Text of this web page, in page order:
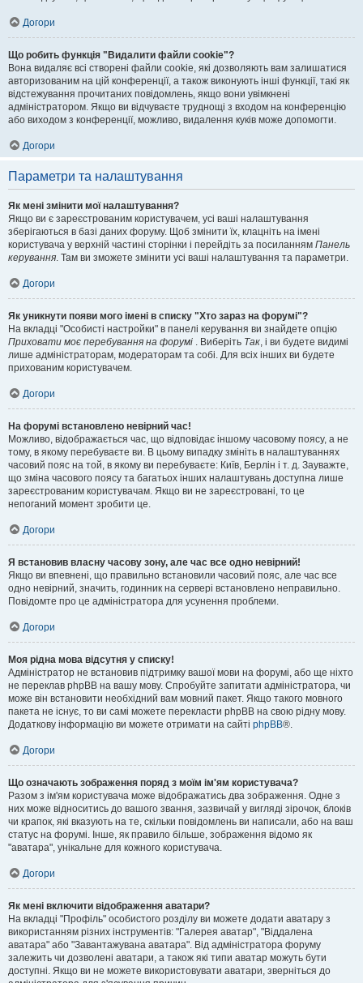
Догори
Що робить функція "Видалити файли cookie"?
Вона видаляє всі створені файли cookie, які дозволяють вам залишатися
авторизованим на цій конференції, а також виконують інші функції, такі як
відстежування прочитаних повідомлень, якщо вони увімкнені
адміністратором. Якщо ви відчуваєте труднощі з входом на конференцію
або виходом з конференції, можливо, видалення куків може допомогти.
Догори
Параметри та налаштування
Як мені змінити мої налаштування?
Якщо ви є зареєстрованим користувачем, усі ваші налаштування
зберігаються в базі даних форуму. Щоб змінити їх, клацніть на імені
користувача у верхній частині сторінки і перейдіть за посиланням Панель
керування. Там ви зможете змінити усі ваші налаштування та параметри.
Догори
Як уникнути появи мого імені в списку "Хто зараз на форумі"?
На вкладці "Особисті настройки" в панелі керування ви знайдете опцію
Приховати моє перебування на форумі . Виберіть Так, і ви будете видимі
лише адміністраторам, модераторам та собі. Для всіх інших ви будете
прихованим користувачем.
Догори
На форумі встановлено невірний час!
Можливо, відображається час, що відповідає іншому часовому поясу, а не
тому, в якому перебуваєте ви. В цьому випадку змініть в налаштуваннях
часовий пояс на той, в якому ви перебуваєте: Київ, Берлін і т. д. Зауважте,
що зміна часового поясу та багатьох інших налаштувань доступна лише
зареєстрованим користувачам. Якщо ви не зареєстровані, то це
непоганий момент зробити це.
Догори
Я встановив власну часову зону, але час все одно невірний!
Якщо ви впевнені, що правильно встановили часовий пояс, але час все
одно невірний, значить, годинник на сервері встановлено неправильно.
Повідомте про це адміністратора для усунення проблеми.
Догори
Моя рідна мова відсутня у списку!
Адміністратор не встановив підтримку вашої мови на форумі, або ще ніхто
не переклав phpBB на вашу мову. Спробуйте запитати адміністратора, чи
може він встановити необхідний вам мовний пакет. Якщо такого мовного
пакета не існує, то ви самі можете перекласти phpBB на свою рідну мову.
Додаткову інформацію ви можете отримати на сайті phpBB®.
Догори
Що означають зображення поряд з моїм ім'ям користувача?
Разом з ім'ям користувача може відображатись два зображення. Одне з
них може відноситись до вашого звання, зазвичай у вигляді зірочок, блоків
чи крапок, які вказують на те, скільки повідомлень ви написали, або на ваш
статус на форумі. Інше, як правило більше, зображення відомо як
"аватара", унікальне для кожного користувача.
Догори
Як мені включити відображення аватари?
На вкладці "Профіль" особистого розділу ви можете додати аватару з
використанням різних інструментів: "Галерея аватар", "Віддалена
аватара" або "Завантажувана аватара". Від адміністратора форуму
залежить чи дозволені аватари, а також які типи аватар можуть бути
доступні. Якщо ви не можете використовувати аватари, зверніться до